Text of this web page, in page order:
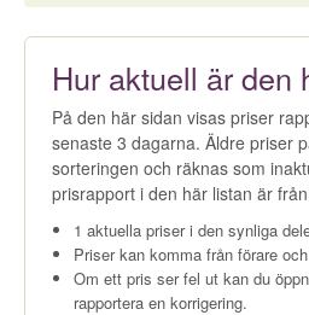
Hur aktuell är den
På den här sidan visas priser
senaste 3 dagarna. Äldre priser
sorteringen och räknas som
prisrapport i den här listan är
1 aktuella priser i den synliga
Priser kan komma från förare
Om ett pris ser fel ut kan du
rapportera en korrigering.